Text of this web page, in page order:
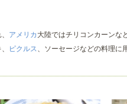
アメリカ大陸ではチリコンカーンな
ピクルス、ソーセージなどの料理に